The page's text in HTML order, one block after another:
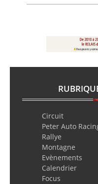
Circuit
Peter Auto
Rallye
Montagne
Evènements
Calendrier
Focus